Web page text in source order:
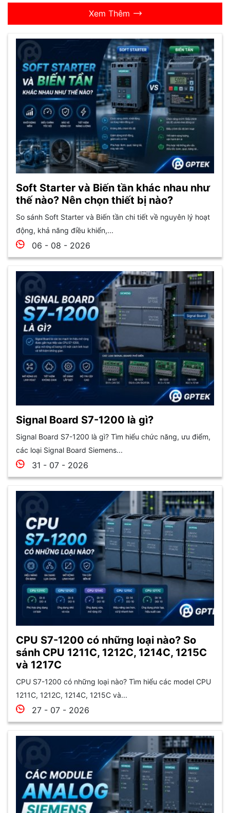
Xem Thêm
Soft Starter và Biến tần khác nhau như
thế nào? Nên chọn thiết bị nào?
So sánh Soft Starter và Biến tần chi tiết về nguyên lý hoạt
động, khả năng điều khiển,...
06 - 08 - 2026
Signal Board S7-1200 là gì?
Signal Board S7-1200 là gì? Tìm hiểu chức năng, ưu điểm,
các loại Signal Board Siemens...
31 - 07 - 2026
CPU S7-1200 có những loại nào? So
sánh CPU 1211C, 1212C, 1214C, 1215C
và 1217C
CPU S7-1200 có những loại nào? Tìm hiểu các model CPU
1211C, 1212C, 1214C, 1215C và...
27 - 07 - 2026